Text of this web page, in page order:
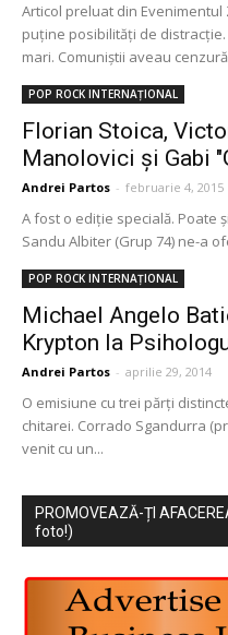
Articol preluat din Evenimentul
puține posibilități de
mari. Comuniștii aveau cenzură
POP ROCK INTERNAȚIONAL
Florian Stoica,
Manolovici şi Gabi
Andrei Partos - februarie 4, 2015
A fost o ediţie specială. Poate
Sandu Albiter (Grup 74) ne-a
POP ROCK INTERNAȚIONAL
Michael Angelo
Krypton la
Andrei Partos - aprilie 29, 2014
O emisiune cu trei părţi
chitarei. Corrado Sgandurra
venit cu un...
PROMOVEAZĂ-ȚI
foto!)